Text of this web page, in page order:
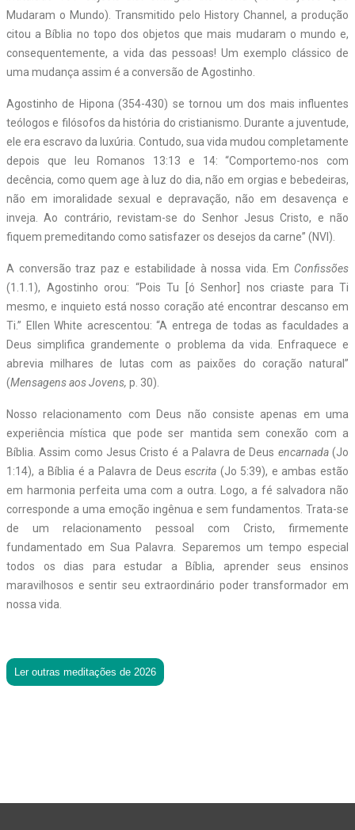
Mudaram o Mundo). Transmitido pelo History Channel, a produção
citou a Bíblia no topo dos objetos que mais mudaram o mundo e,
consequentemente, a vida das pessoas! Um exemplo clássico de
uma mudança assim é a conversão de Agostinho.
Agostinho de Hipona (354-430) se tornou um dos mais influentes
teólogos e filósofos da história do cristianismo. Durante a juventude,
ele era escravo da luxúria. Contudo, sua vida mudou completamente
depois que leu Romanos 13:13 e 14: “Comportemo-nos com
decência, como quem age à luz do dia, não em orgias e bebedeiras,
não em imoralidade sexual e depravação, não em desavença e
inveja. Ao contrário, revistam-se do Senhor Jesus Cristo, e não
fiquem premeditando como satisfazer os desejos da carne” (NVI).
A conversão traz paz e estabilidade à nossa vida. Em Confissões
(1.1.1), Agostinho orou: “Pois Tu [ó Senhor] nos criaste para Ti
mesmo, e inquieto está nosso coração até encontrar descanso em
Ti.” Ellen White acrescentou: “A entrega de todas as faculdades a
Deus simplifica grandemente o problema da vida. Enfraquece e
abrevia milhares de lutas com as paixões do coração natural”
(Mensagens aos Jovens, p. 30).
Nosso relacionamento com Deus não consiste apenas em uma
experiência mística que pode ser mantida sem conexão com a
Bíblia. Assim como Jesus Cristo é a Palavra de Deus encarnada(Jo
1:14), a Bíblia é a Palavra de Deusescrita (Jo 5:39), e ambas estão
em harmonia perfeita uma com a outra. Logo, a fé salvadora não
corresponde a uma emoção ingênua e sem fundamentos. Trata-se
de um relacionamento pessoal com Cristo, firmemente
fundamentado em Sua Palavra. Separemos um tempo especial
todos os dias para estudar a Bíblia, aprender seus ensinos
maravilhosos e sentir seu extraordinário poder transformador em
nossa vida.
Ler outras meditações de 2026